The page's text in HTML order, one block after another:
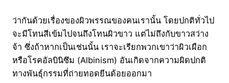
ว่ากันด้วยเรื่องของผิวพรรณของคนเรานั้น โดยปกติทั่วไป
จะมีโทนสีเข้มไปจนถึงโทนผิวขาว แต่ไม่ถึงกับขาวสว่าง
จ้า ซึ่งถ้าหากเป็นเช่นนั้น เราจะเรียกพวกเขาว่าผิวเผือก
หรือโรคอัลบินิซึม (Albinism) อันเกิดจากความผิดปกติ
ทางพันธุ์กรรมที่ถ่ายทอดยีนด้อยออกมา